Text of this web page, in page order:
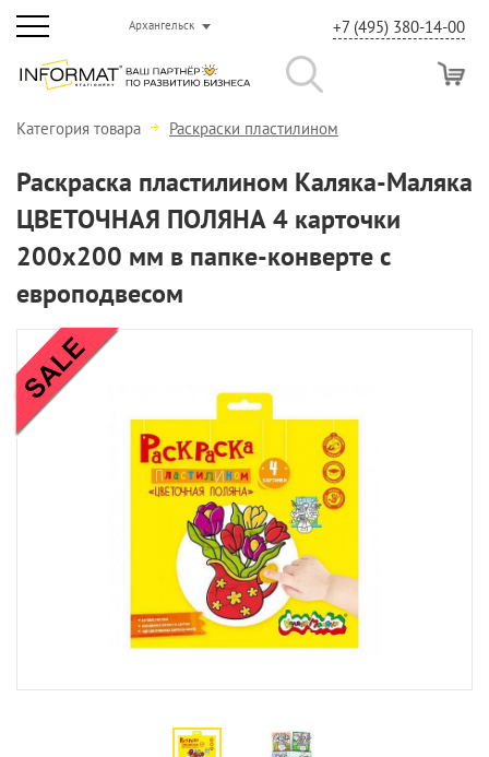
Архангельск +7 (495) 380-14-00
Категория товара Раскраски пластилином
Раскраска пластилином Каляка-Маляка
ЦВЕТОЧНАЯ ПОЛЯНА 4 карточки
200х200 мм в папке-конверте с
европодвесом